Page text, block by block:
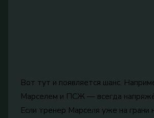
Вот тут и появляется шанс.
Марселем и ПСЖ — всегда
Если тренер Марселя уже на грани